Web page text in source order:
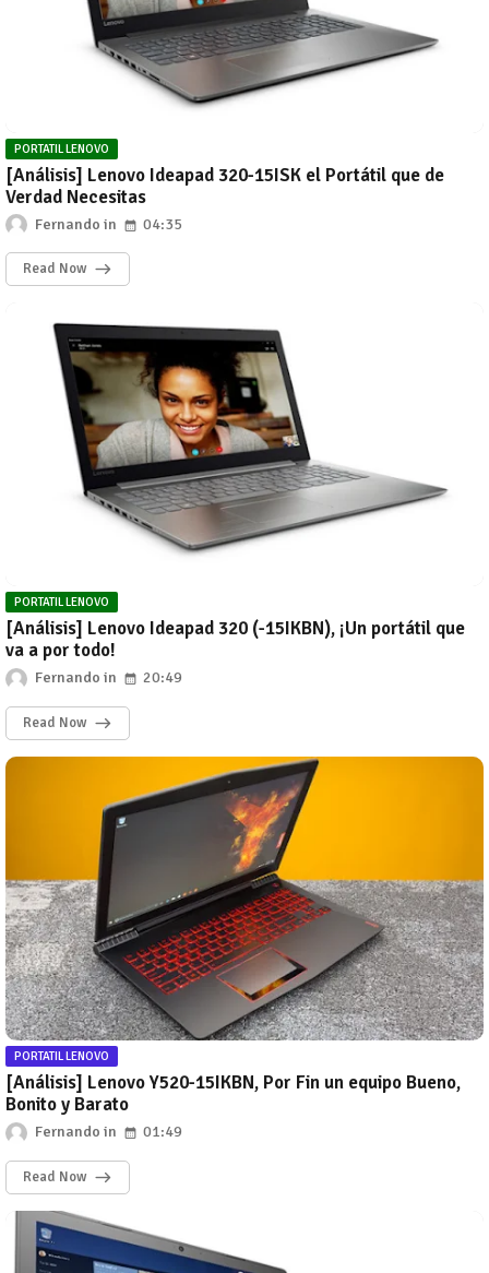
PORTATIL LENOVO
[Análisis] Lenovo Ideapad 320-15ISK el Portátil que de
Verdad Necesitas
Fernando 04:35
Read Now
PORTATIL LENOVO
[Análisis] Lenovo Ideapad 320 (-15IKBN), ¡Un portátil que
va a por todo!
Fernando 20:49
Read Now
PORTATIL LENOVO
[Análisis] Lenovo Y520-15IKBN, Por Fin un equipo Bueno,
Bonito y Barato
Fernando 01:49
Read Now